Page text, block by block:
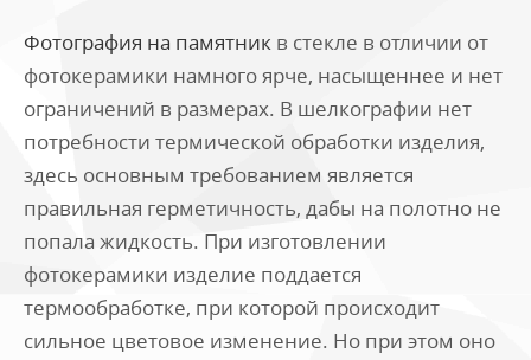
Фотография на памятник в стекле в отличии от
фотокерамики намного ярче, насыщеннее и нет
ограничений в размерах. В шелкографии нет
потребности термической обработки изделия,
здесь основным требованием является
правильная герметичность, дабы на полотно не
попала жидкость. При изготовлении
фотокерамики изделие поддается
термообработке, при которой происходит
сильное цветовое изменение. Но при этом оно